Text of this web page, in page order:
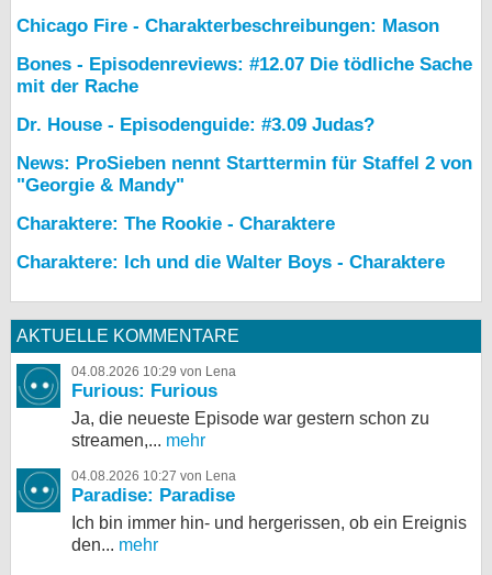
Chicago Fire - Charakterbeschreibungen: Mason
Bones - Episodenreviews: #12.07 Die tödliche Sache
mit der Rache
Dr. House - Episodenguide: #3.09 Judas?
News: ProSieben nennt Starttermin für Staffel 2 von
"Georgie & Mandy"
Charaktere: The Rookie - Charaktere
Charaktere: Ich und die Walter Boys - Charaktere
AKTUELLE KOMMENTARE
04.08.2026 10:29 von Lena
Furious: Furious
Ja, die neueste Episode war gestern schon zu
streamen,... mehr
04.08.2026 10:27 von Lena
Paradise: Paradise
Ich bin immer hin- und hergerissen, ob ein Ereignis
den... mehr